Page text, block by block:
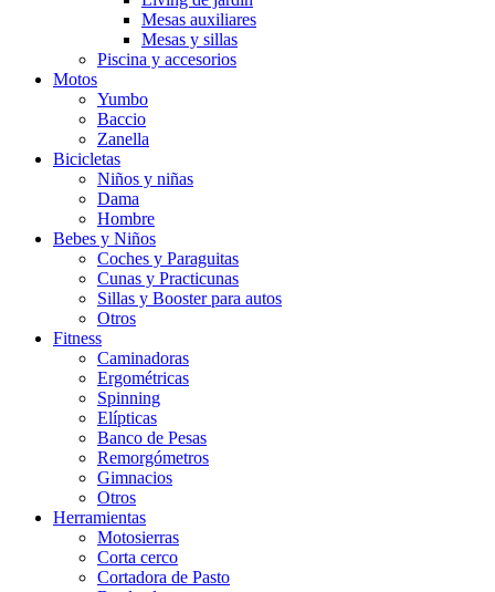
Mesas auxiliares
Mesas y sillas
Piscina y accesorios
Motos
Yumbo
Baccio
Zanella
Bicicletas
Niños y niñas
Dama
Hombre
Bebes y Niños
Coches y Paraguitas
Cunas y Practicunas
Sillas y Booster para autos
Otros
Fitness
Caminadoras
Ergométricas
Spinning
Elípticas
Banco de Pesas
Remorgómetros
Gimnacios
Otros
Herramientas
Motosierras
Corta cerco
Cortadora de Pasto